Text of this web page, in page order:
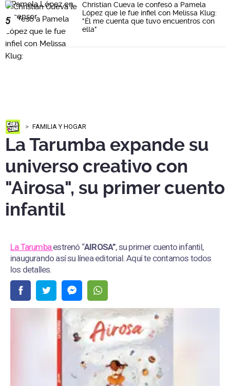
5
Christian Cueva le confesó a Pamela
López que le fue infiel con Melissa Klug:
"Él me cuenta que tuvo encuentros con
ella"
FAMILIA Y HOGAR
La Tarumba expande su
universo creativo con
"Airosa", su primer cuento
infantil
La Tarumbaestrenó “AIROSA”, su primer cuento infantil,
inaugurando así su línea editorial. Aquí te contamos todos
los detalles.